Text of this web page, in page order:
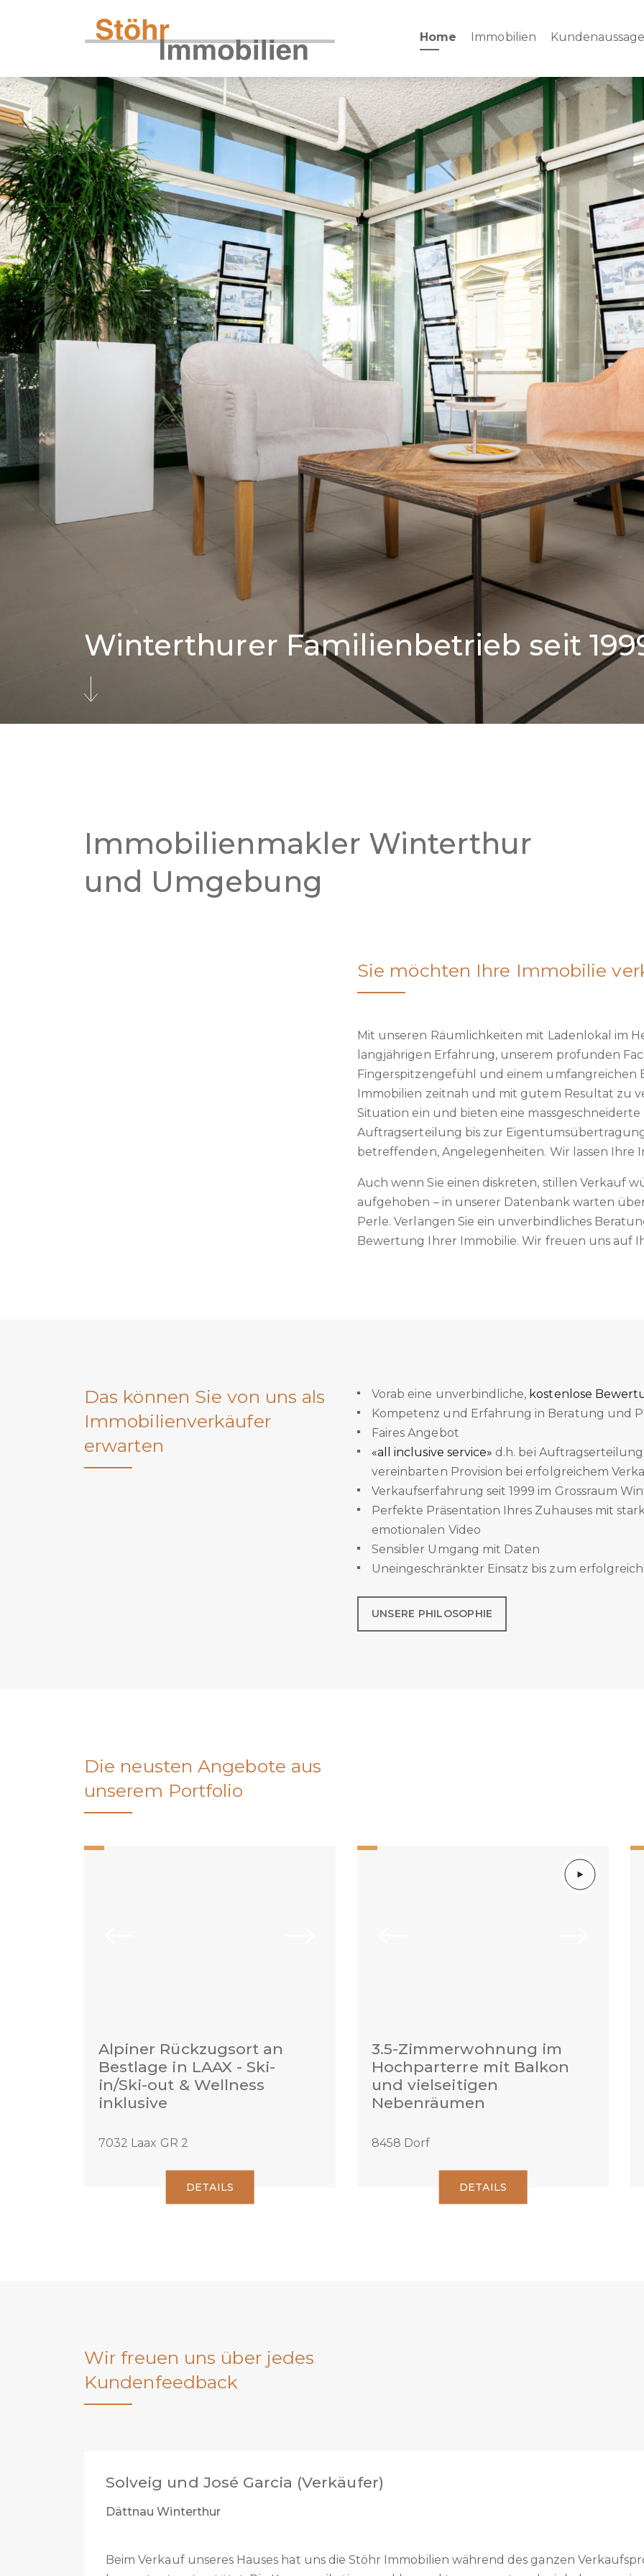
Home Immobilien
Winterthurer Familienbetrieb seit
Immobilienmakler Winterthur
und Umgebung
Sie möchten Ihre Immobilie
Mit unseren Räumlichkeiten mit Ladenlokal im
langjährigen Erfahrung, unserem profunden
Fingerspitzengefühl und einem umfangreichen
Immobilien zeitnah und mit gutem Resultat zu
Situation ein und bieten eine
Auftragserteilung bis zur
betreffenden, Angelegenheiten. Wir lassen Ihre
Auch wenn Sie einen diskreten, stillen Verkauf
aufgehoben – in unserer Datenbank warten
Perle. Verlangen Sie ein unverbindliches
Bewertung Ihrer Immobilie. Wir freuen uns auf
Das können Sie von uns als
Immobilienverkäufer
erwarten
Vorab eine unverbindliche, kostenlose
Kompetenz und Erfahrung in Beratung und
Faires Angebot
«all inclusive service» d.h. bei
vereinbarten Provision bei erfolgreichem
Verkaufserfahrung seit 1999 im Grossraum
Perfekte Präsentation Ihres Zuhauses mit
emotionalen Video
Sensibler Umgang mit Daten
Uneingeschränkter Einsatz bis zum
UNSERE PHILOSOPHIE
Die neusten Angebote aus
unserem Portfolio
Alpiner Rückzugsort an
Bestlage in LAAX - Ski-
in/Ski-out & Wellness
inklusive
7032 Laax GR 2
DETAILS
3.5-Zimmerwohnung im
Hochparterre mit Balkon
und vielseitigen
Nebenräumen
8458 Dorf
DETAILS
Wir freuen uns über jedes
Kundenfeedback
und José Garcia (Verkäufer)
unseres Hauses hat uns die Stöhr Immobilien während des ganzen Verkaufsprozesses sehr gut und